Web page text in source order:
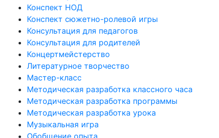
Конспект НОД
Конспект сюжетно-ролевой игры
Консультация для педагогов
Консультация для родителей
Концертмейстерство
Литературное творчество
Мастер-класс
Методическая разработка классного часа
Методическая разработка программы
Методическая разработка урока
Музыкальная игра